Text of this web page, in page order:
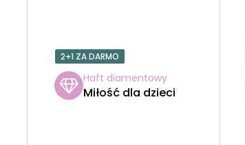
2+1 ZA DARMO
Haft diamentowy
Miłość dla dzieci